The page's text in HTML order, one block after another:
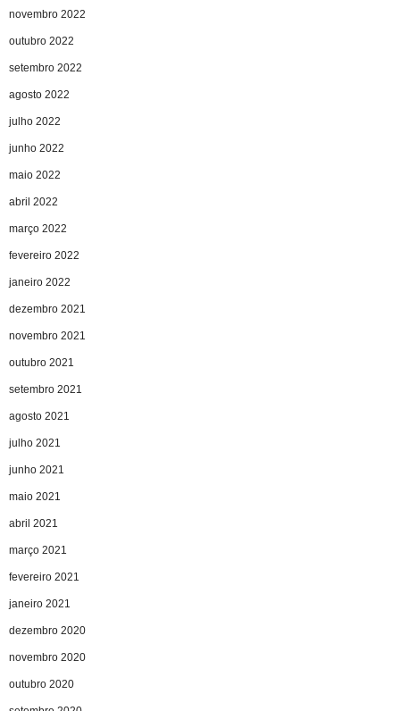
novembro 2022
outubro 2022
setembro 2022
agosto 2022
julho 2022
junho 2022
maio 2022
abril 2022
março 2022
fevereiro 2022
janeiro 2022
dezembro 2021
novembro 2021
outubro 2021
setembro 2021
agosto 2021
julho 2021
junho 2021
maio 2021
abril 2021
março 2021
fevereiro 2021
janeiro 2021
dezembro 2020
novembro 2020
outubro 2020